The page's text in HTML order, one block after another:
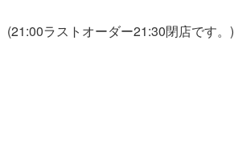
ラストオーダー21:30閉店です。)